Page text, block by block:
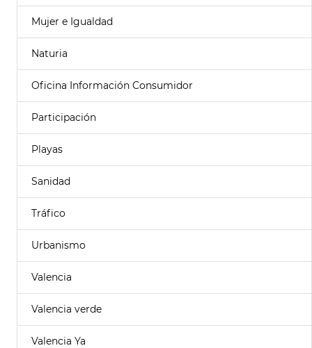
Mujer e Igualdad
Naturia
Oficina Información Consumidor
Participación
Playas
Sanidad
Tráfico
Urbanismo
Valencia
Valencia verde
Valencia Ya